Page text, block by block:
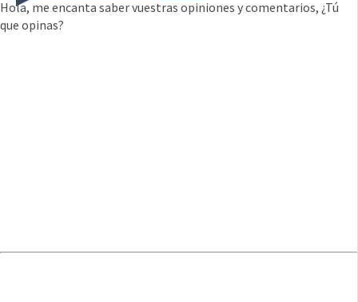
Hola, me encanta saber vuestras opiniones y comentarios, ¿Tú
que opinas?